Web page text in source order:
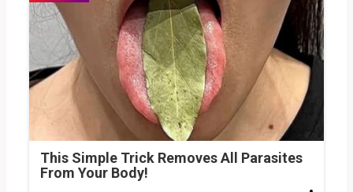
This Simple Trick Removes All Parasites
From Your Body!